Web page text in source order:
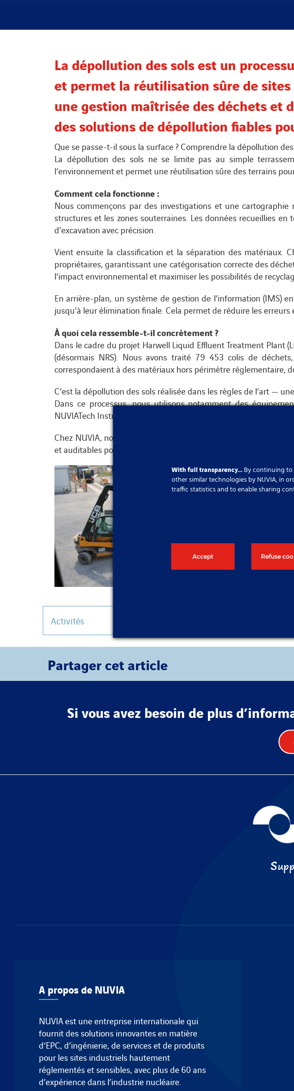
La dépollution des sols est un
et permet la réutilisation sûre de
une gestion maîtrisée des déchets et
des solutions de dépollution fiables
Que se passe-t-il sous la surface ? Comprendre la dépollution des
La dépollution des sols ne se limite pas au simple
l’environnement et permet une réutilisation sûre des terrains
Comment cela fonctionne :
Nous commençons par des investigations et une
structures et les zones souterraines. Les données recueillies
d’excavation avec précision.
Vient ensuite la classification et la séparation des matériaux.
propriétaires, garantissant une catégorisation correcte des
l’impact environnemental et maximiser les possibilités de
En arrière-plan, un système de gestion de l’information (IMS)
jusqu’à leur élimination finale. Cela permet de réduire les
À quoi cela ressemble-t-il concrètement ?
Dans le cadre du projet Harwell Liquid Effluent Treatment Plant
(désormais NRS). Nous avons traité 79 453 colis de
correspondaient à des matériaux hors périmètre réglementaire,
C’est la dépollution des sols réalisée dans les règles de l’art —
Dans ce processus, nous utilisons notamment des
NUVIATech Instruments afin de garantir des investigations
Chez NUVIA, nous proposons des services complets de
et auditables pour les sites nucléaires et industriels. Car la
Activités
Partager cet article
Si vous avez besoin de plus
A propos de NUVIA
NUVIA est une entreprise internationale qui
fournit des solutions innovantes en matière
d’EPC, d’ingénierie, de services et de produits
pour les sites industriels hautement
réglementés et sensibles, avec plus de 60 ans
d’expérience dans l’industrie nucléaire.
With full transparency…By continuing to
other similar technologies by NUVIA, in
traffic statistics and to enable sharing
Accept Refuse